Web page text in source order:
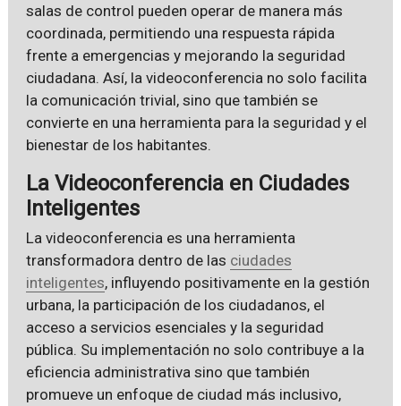
salas de control pueden operar de manera más
coordinada, permitiendo una respuesta rápida
frente a emergencias y mejorando la seguridad
ciudadana. Así, la videoconferencia no solo facilita
la comunicación trivial, sino que también se
convierte en una herramienta para la seguridad y el
bienestar de los habitantes.
La Videoconferencia en Ciudades
Inteligentes
La videoconferencia es una herramienta
transformadora dentro de las ciudades
inteligentes, influyendo positivamente en la gestión
urbana, la participación de los ciudadanos, el
acceso a servicios esenciales y la seguridad
pública. Su implementación no solo contribuye a la
eficiencia administrativa sino que también
promueve un enfoque de ciudad más inclusivo,